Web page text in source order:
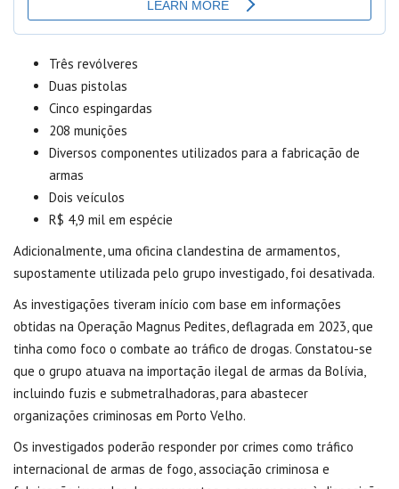
Três revólveres
Duas pistolas
Cinco espingardas
208 munições
Diversos componentes utilizados para a fabricação de
armas
Dois veículos
R$ 4,9 mil em espécie
Adicionalmente, uma oficina clandestina de armamentos,
supostamente utilizada pelo grupo investigado, foi desativada.
As investigações tiveram início com base em informações
obtidas na Operação Magnus Pedites, deflagrada em 2023, que
tinha como foco o combate ao tráfico de drogas. Constatou-se
que o grupo atuava na importação ilegal de armas da Bolívia,
incluindo fuzis e submetralhadoras, para abastecer
organizações criminosas em Porto Velho.
Os investigados poderão responder por crimes como tráfico
internacional de armas de fogo, associação criminosa e